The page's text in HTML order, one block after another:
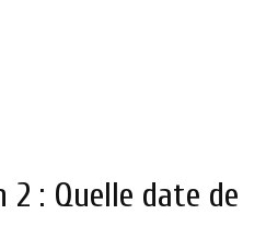
2 : Quelle date de